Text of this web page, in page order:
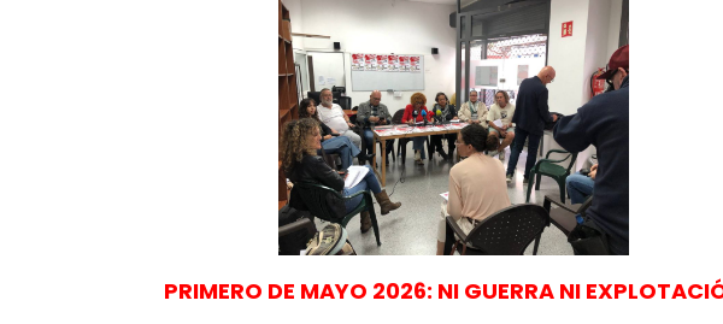
PRIMERO DE MAYO 2026: NI GUERRA NI